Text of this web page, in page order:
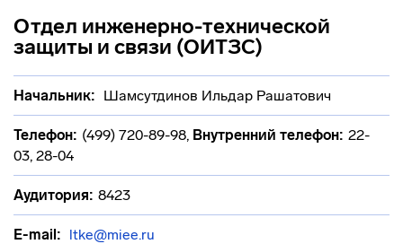
Отдел инженерно-технической
защиты и связи (ОИТЗС)
Начальник: Шамсутдинов Ильдар Рашатович
Телефон: (499) 720-89-98, Внутренний телефон: 22-
03, 28-04
Аудитория: 8423
E-mail: ltke@miee.ru